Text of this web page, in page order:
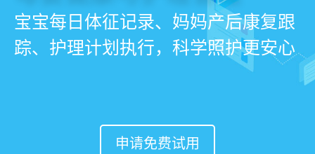
一站式解决月子中心入住、护理、
餐饮、会员、财务、营销全流程管
理
申请免费试用
宝宝每日体征记录、妈妈产后康复跟
踪、护理计划执行，科学照护更安心
申请免费试用
在线选房、预约入住、智能排房、资
源调度，提升入住率与客户满意度
申请免费试用
会员积分、套餐定制、精准营销、客
户关怀，提升复购与转介绍
申请免费试用